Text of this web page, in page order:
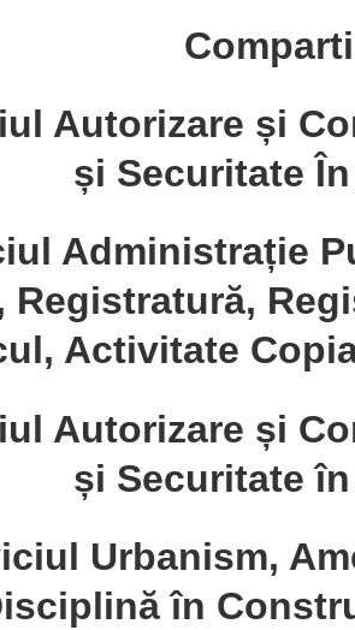
Autorizare și
și Securitate
Administrație
Registratură,
Activitate
Autorizare și
și Securitate
Urbanism,
în